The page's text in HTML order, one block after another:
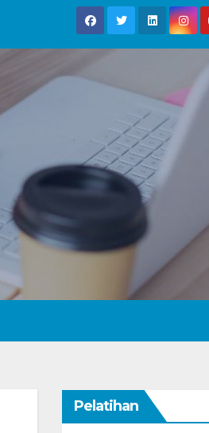
Pelatihan